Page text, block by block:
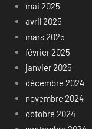
mai 2025
avril 2025
mars 2025
février 2025
janvier 2025
décembre 2024
novembre 2024
octobre 2024